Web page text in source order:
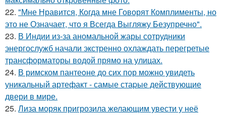
22. "Мне Нравится, Когда мне Говорят Комплименты, но
это не Означает, что я Всегда Выгляжу Безупречно".
23. В Индии из-за аномальной жары сотрудники
энергослужб начали экстренно охлаждать перегретые
трансформаторы водой прямо на улицах.
24. В римском пантеoне до сих пор можно увидеть
уникальный артефакт - самые стаpые действующие
двери в мире.
25. Лиза моряк пригрозила желающим увести у неё